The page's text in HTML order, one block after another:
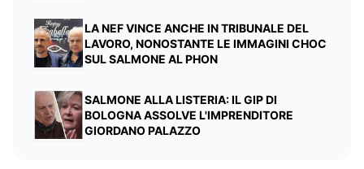
LA NEF VINCE ANCHE IN TRIBUNALE DEL
LAVORO, NONOSTANTE LE IMMAGINI CHOC
SUL SALMONE AL PHON
SALMONE ALLA LISTERIA: IL GIP DI
BOLOGNA ASSOLVE L'IMPRENDITORE
GIORDANO PALAZZO